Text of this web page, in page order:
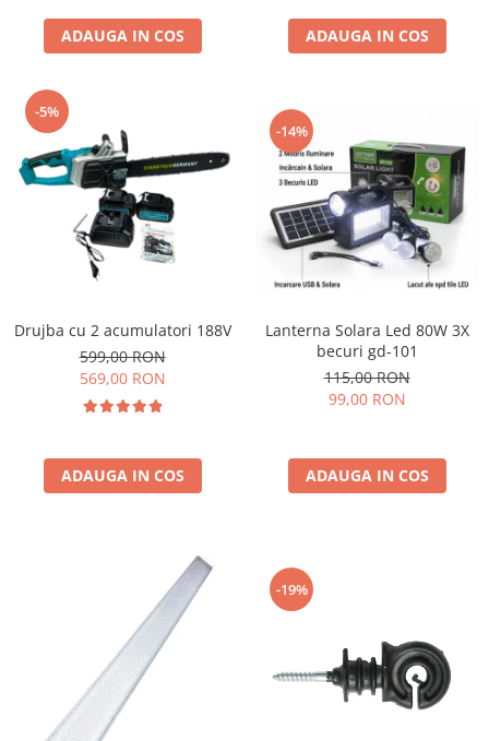
ADAUGA IN COS ADAUGA IN COS
-5%
Drujba cu 2 acumulatori 188V
599,00 RON
569,00 RON
ADAUGA IN COS
-14%
Lanterna Solara Led 80W 3X
becuri gd-101
115,00 RON
99,00 RON
ADAUGA IN COS
-19%